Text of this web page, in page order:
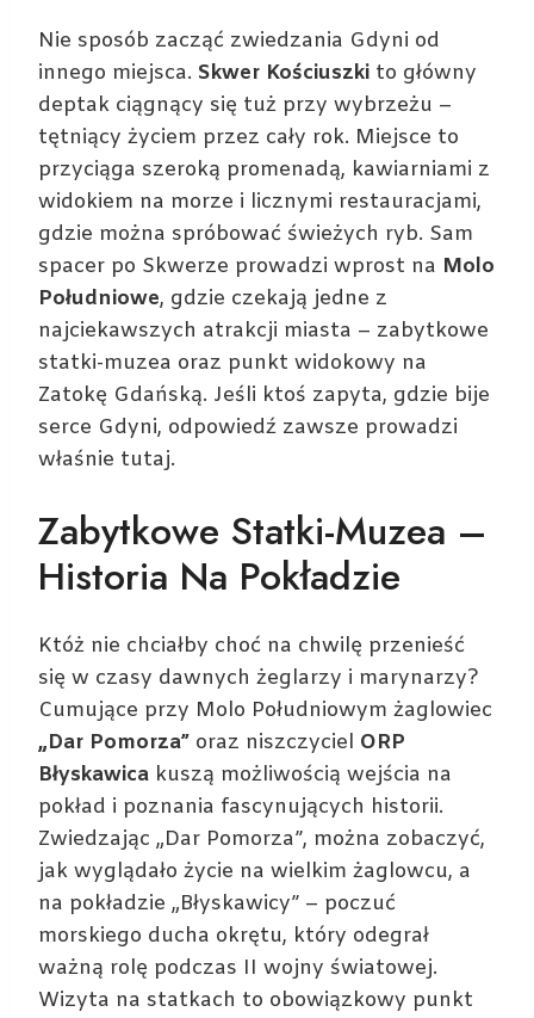
Nie sposób zacząć zwiedzania Gdyni od
innego miejsca. Skwer Kościuszki to główny
deptak ciągnący się tuż przy wybrzeżu –
tętniący życiem przez cały rok. Miejsce to
przyciąga szeroką promenadą, kawiarniami z
widokiem na morze i licznymi restauracjami,
gdzie można spróbować świeżych ryb. Sam
spacer po Skwerze prowadzi wprost na Molo
Południowe, gdzie czekają jedne z
najciekawszych atrakcji miasta – zabytkowe
statki-muzea oraz punkt widokowy na
Zatokę Gdańską. Jeśli ktoś zapyta, gdzie bije
serce Gdyni, odpowiedź zawsze prowadzi
właśnie tutaj.
Zabytkowe Statki-Muzea –
Historia Na Pokładzie
Któż nie chciałby choć na chwilę przenieść
się w czasy dawnych żeglarzy i marynarzy?
Cumujące przy Molo Południowym żaglowiec
„Dar Pomorza” oraz niszczyciel ORP
Błyskawica kuszą możliwością wejścia na
pokład i poznania fascynujących historii.
Zwiedzając „Dar Pomorza”, można zobaczyć,
jak wyglądało życie na wielkim żaglowcu, a
na pokładzie „Błyskawicy” – poczuć
morskiego ducha okrętu, który odegrał
ważną rolę podczas II wojny światowej.
Wizyta na statkach to obowiązkowy punkt